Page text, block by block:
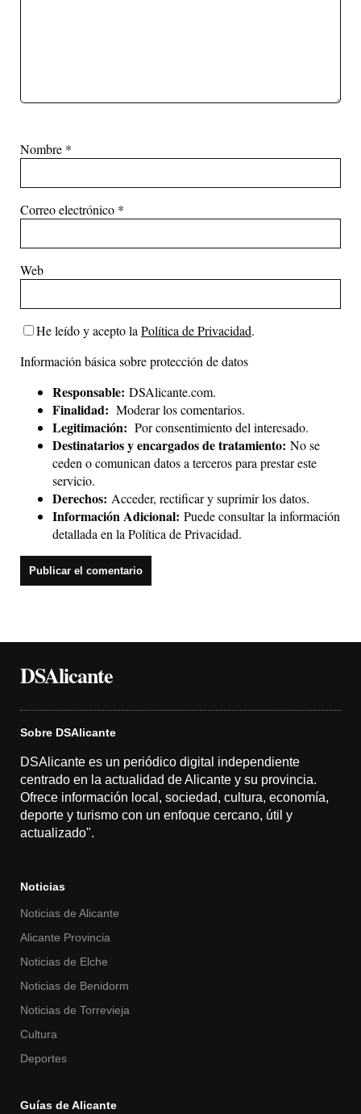
Nombre *
Correo electrónico *
Web
He leído y acepto laPolítica de Privacidad.
Información básica sobre protección de datos
Responsable: DSAlicante.com.
Finalidad: Moderar los comentarios.
Legitimación: Por consentimiento del interesado.
Destinatarios y encargados de tratamiento: No se
ceden o comunican datos a terceros para prestar este
servicio.
Derechos: Acceder, rectificar y suprimir los datos.
Información Adicional: Puede consultar la información
detallada en laPolítica de Privacidad.
DSAlicante
Sobre DSAlicante
DSAlicante es un periódico digital independiente
centrado en la actualidad de Alicante y su provincia.
Ofrece información local, sociedad, cultura, economía,
deporte y turismo con un enfoque cercano, útil y
actualizado".
Noticias
Noticias de Alicante
Alicante Provincia
Noticias de Elche
Noticias de Benidorm
Noticias de Torrevieja
Cultura
Deportes
Guías de Alicante